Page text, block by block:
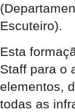
Escuteiro).
Esta
Staff para o
elementos,
todas as